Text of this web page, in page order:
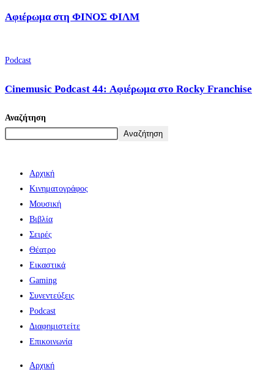
Αφιέρωμα στη ΦΙΝΟΣ ΦΙΛΜ
Podcast
Cinemusic Podcast 44: Αφιέρωμα στο Rocky Franchise
Αναζήτηση
Αναζήτηση
Αρχική
Κινηματογράφος
Μουσική
Βιβλία
Σειρές
Θέατρο
Εικαστικά
Gaming
Συνεντεύξεις
Podcast
Διαφημιστείτε
Επικοινωνία
Αρχική